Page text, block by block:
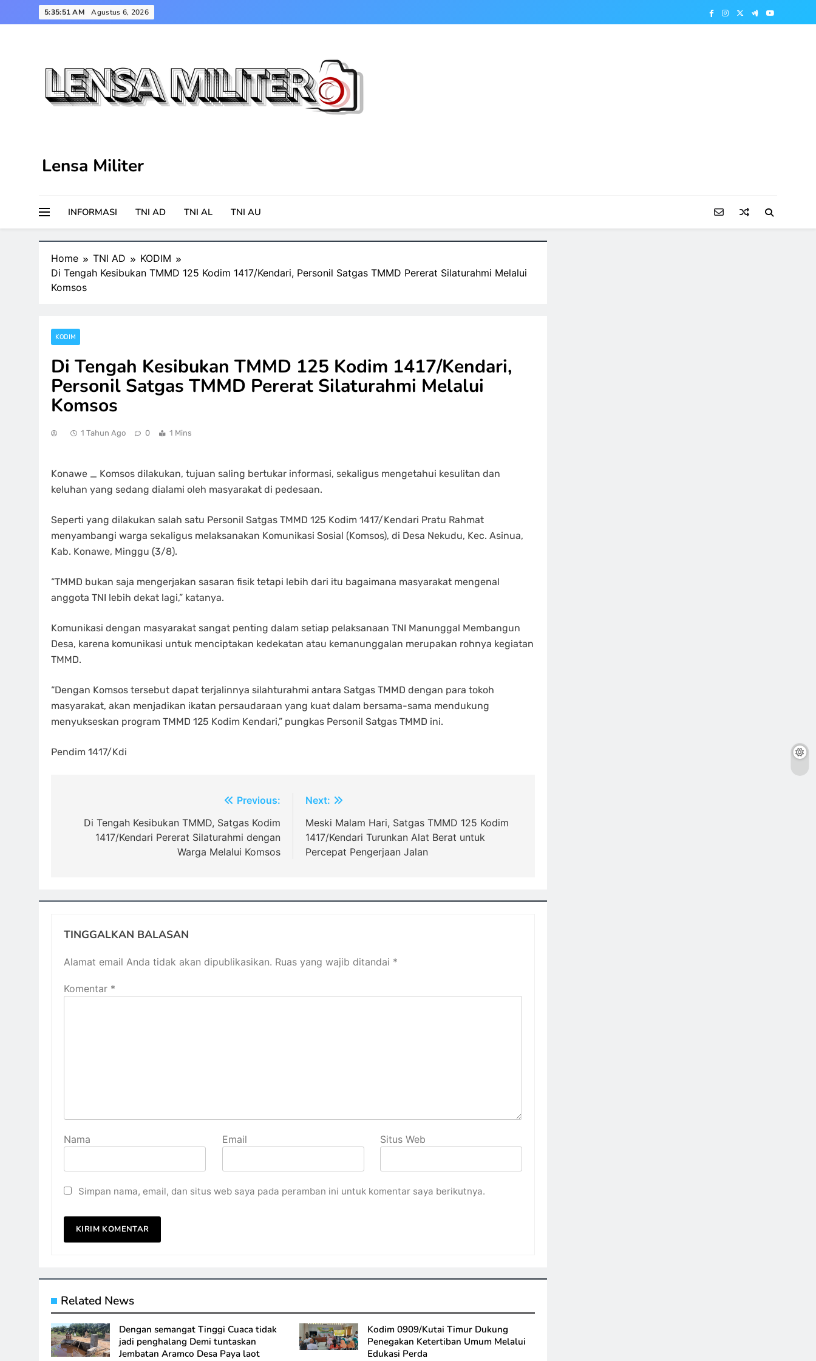
to
5:35:51 AM Agustus 6, 2026
Lensa Militer
INFORMASI TNI AD TNI AL TNI AU
Home TNI AD
KODIM
Di Tengah Kesibukan TMMD 125 Kodim 1417/Kendari, Personil Satgas TMMD Pererat Silaturahmi Melalui
Komsos
KODIM
Di Tengah Kesibukan TMMD 125 Kodim 1417/Kendari,
Personil Satgas TMMD Pererat Silaturahmi Melalui
Komsos
1 Tahun Ago 0 1 Mins
Konawe _ Komsos dilakukan, tujuan saling bertukar informasi, sekaligus mengetahui kesulitan dan
keluhan yang sedang dialami oleh masyarakat di pedesaan.
Seperti yang dilakukan salah satu Personil Satgas TMMD 125 Kodim 1417/Kendari Pratu Rahmat
menyambangi warga sekaligus melaksanakan Komunikasi Sosial (Komsos), di Desa Nekudu, Kec. Asinua,
Kab. Konawe, Minggu (3/8).
“TMMD bukan saja mengerjakan sasaran fisik tetapi lebih dari itu bagaimana masyarakat mengenal
anggota TNI lebih dekat lagi,” katanya.
Komunikasi dengan masyarakat sangat penting dalam setiap pelaksanaan TNI Manunggal Membangun
Desa, karena komunikasi untuk menciptakan kedekatan atau kemanunggalan merupakan rohnya kegiatan
TMMD.
“Dengan Komsos tersebut dapat terjalinnya silahturahmi antara Satgas TMMD dengan para tokoh
masyarakat, akan menjadikan ikatan persaudaraan yang kuat dalam bersama-sama mendukung
menyukseskan program TMMD 125 Kodim Kendari,” pungkas Personil Satgas TMMD ini.
Pendim 1417/Kdi
pos
Previous:
Di Tengah Kesibukan TMMD, Satgas Kodim
1417/Kendari Pererat Silaturahmi dengan
Warga Melalui Komsos
Next:
Meski Malam Hari, Satgas TMMD 125 Kodim
1417/Kendari Turunkan Alat Berat untuk
Percepat Pengerjaan Jalan
TINGGALKAN BALASAN
Alamat email Anda tidak akan dipublikasikan. Ruas yang wajib ditandai *
Komentar *
Nama Email Situs Web
Simpan nama, email, dan situs web saya pada peramban ini untuk komentar saya berikutnya.
Related News
Dengan semangat Tinggi Cuaca tidak
jadi penghalang Demi tuntaskan
Jembatan Aramco Desa Paya laot
Kodim 0909/Kutai Timur Dukung
Penegakan Ketertiban Umum Melalui
Edukasi Perda